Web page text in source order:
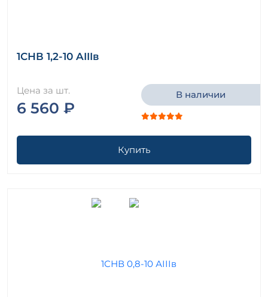
1СНВ 1,2-10 AIIIв
Цена за шт.
6 560 ₽
В наличии
Купить